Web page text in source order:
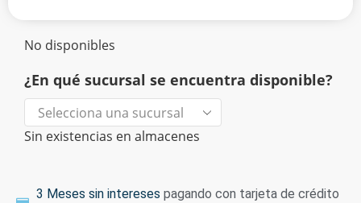
No disponibles
¿En qué sucursal se encuentra disponible?
Sin existencias en almacenes
3 Meses sin intereses pagando con tarjeta de crédito